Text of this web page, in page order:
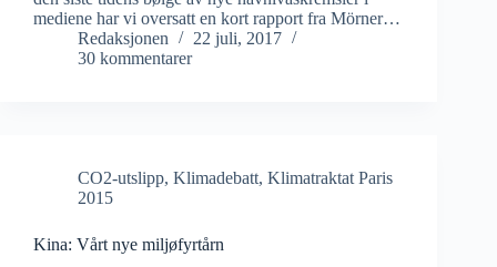
mediene har vi oversatt en kort rapport fra Mörner…
Redaksjonen
22 juli, 2017
30 kommentarer
CO2-utslipp, Klimadebatt, Klimatraktat Paris
2015
Kina: Vårt nye miljøfyrtårn